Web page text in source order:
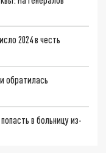
2024 в честь
обратилась
в больницу из-